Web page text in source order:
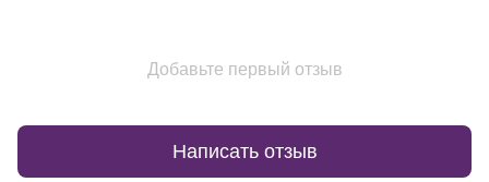
Добавьте первый отзыв
Написать отзыв